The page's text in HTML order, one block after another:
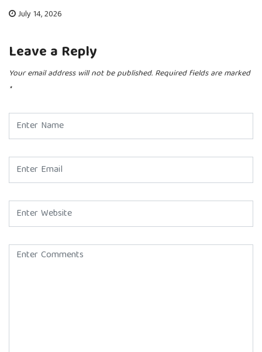
July 14, 2026
Leave a Reply
Your email address will not be published. Required fields are marked
*